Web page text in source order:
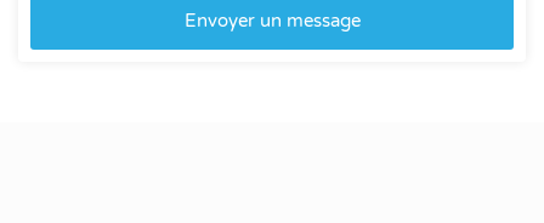
Envoyer un message